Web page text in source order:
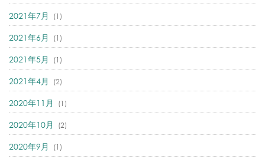
2021年7月 (1)
2021年6月 (1)
2021年5月 (1)
2021年4月 (2)
2020年11月 (1)
2020年10月 (2)
2020年9月 (1)